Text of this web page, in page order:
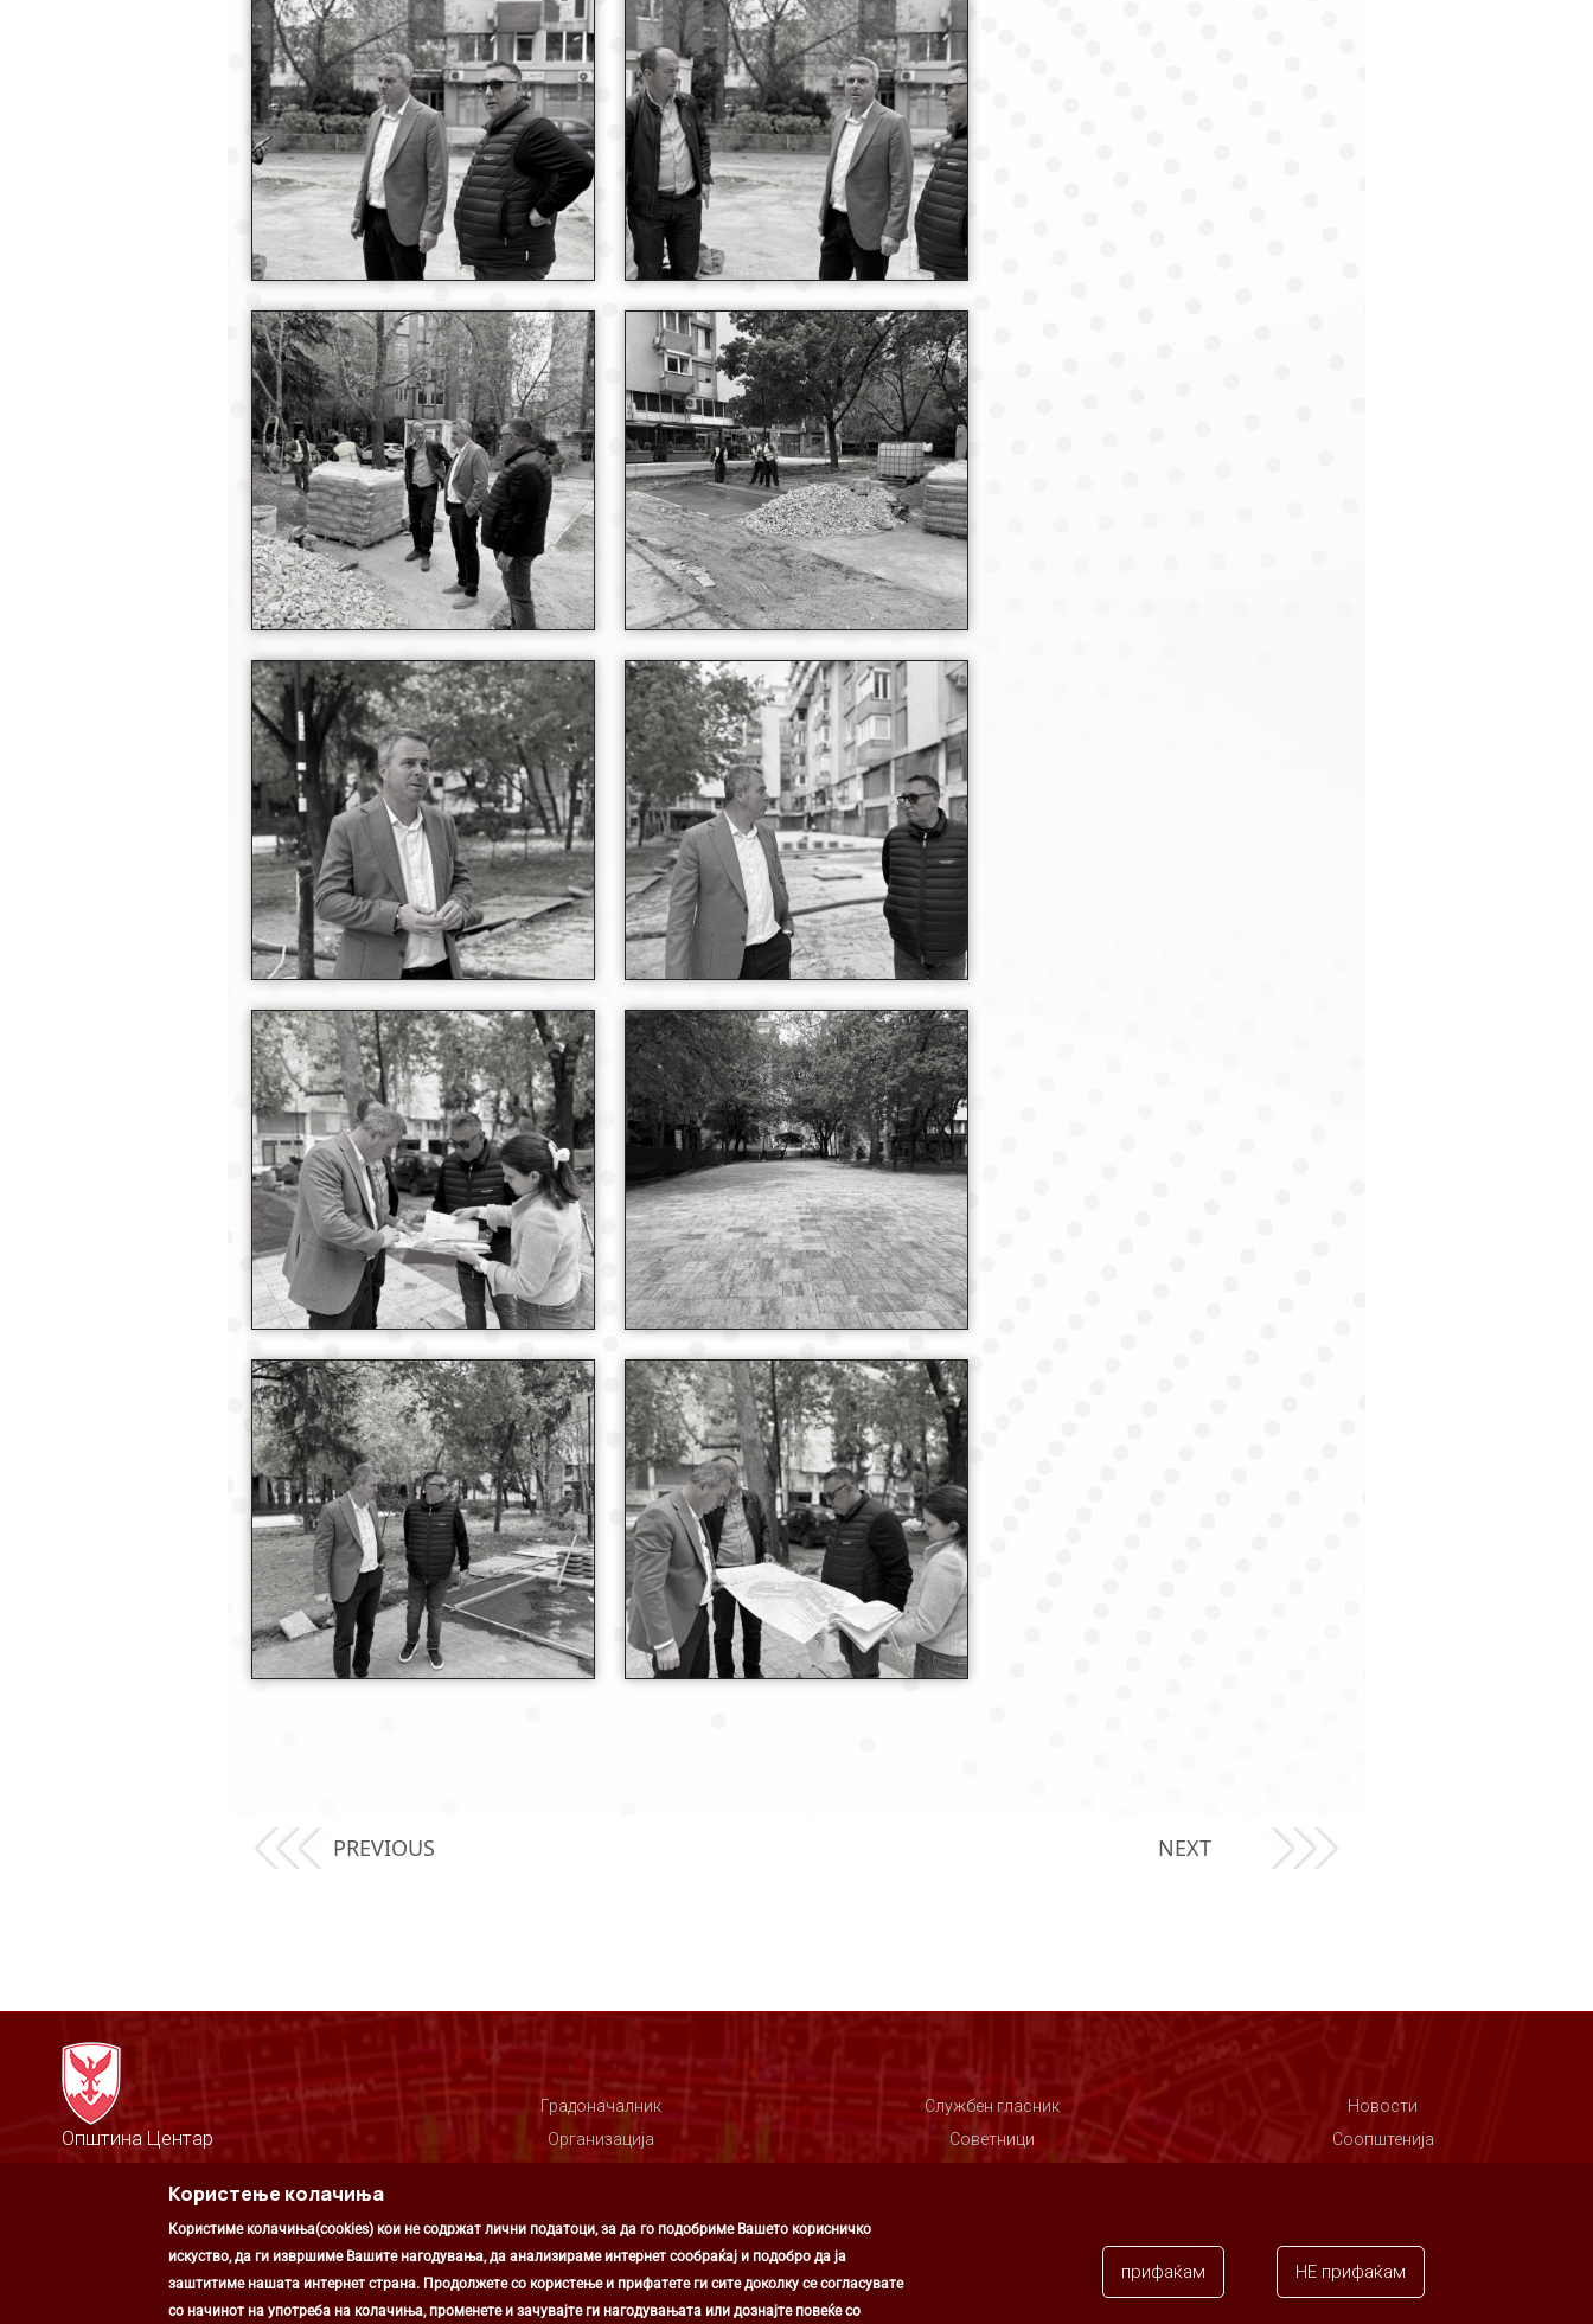
PREVIOUS NEXT
Општина Центар
Скопје, РС Македонија
+389 2 3203 600
kontakt@centar.gov.mk
Градоначалник
Организација
Службен гласник
Советници
Новости
Соопштенија
Користење колачиња
Користиме колачиња(cookies) кои не содржат лични податоци, за да го подобриме Вашето корисничко
искуство, да ги извршиме Вашите нагодувања, да анализираме интернет сообраќај и подобро да ја
заштитиме нашата интернет страна. Продолжете со користење и прифатете ги сите доколку се согласувате
со начинот на употреба на колачиња, променете и зачувајте ги нагодувањата или дознајте повеќе со
прифаќам НЕ прифаќам